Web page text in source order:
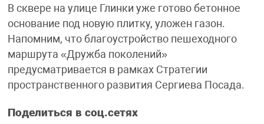
В сквере на улице Глинки уже готово бетонное
основание под новую плитку, уложен газон.
Напомним, что благоустройство пешеходного
маршрута «Дружба поколений»
предусматривается в рамках Стратегии
пространственного развития Сергиева Посада.
Поделиться в соц.сетях